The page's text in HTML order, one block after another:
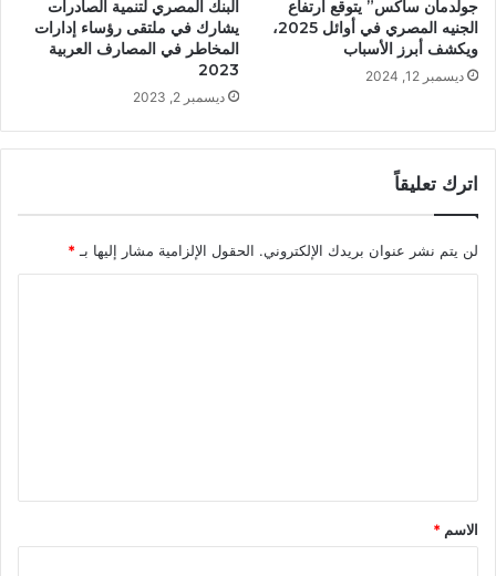
جولدمان ساكس” يتوقع ارتفاع
الجنيه المصري في أوائل 2025،
ويكشف أبرز الأسباب
ديسمبر 12, 2024
البنك المصري لتنمية الصادرات
يشارك في ملتقى رؤساء إدارات
المخاطر في المصارف العربية
2023
ديسمبر 2, 2023
اترك تعليقاً
لن يتم نشر عنوان بريدك الإلكتروني. الحقول الإلزامية مشار إليها بـ *
*
الاسم *